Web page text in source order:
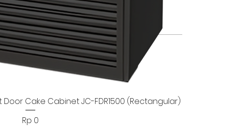
Tampilan Cepat
Cake Cabinet JC-FDR1500 (Rectangular)
Harga
Rp 0